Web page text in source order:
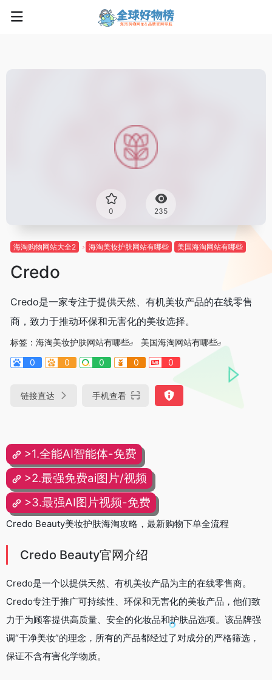
0 235
海淘购物网站大全2 海淘美妆护肤网站有哪些 美国海淘网站有哪些
Credo
Credo是一家专注于提供天然、有机美妆产品的在线零售
商，致力于推动环保和无害化的美妆选择。
标签： 海淘美妆护肤网站有哪些
美国海淘网站有哪些
0
0 0 0 0
链接直达 手机查看
>1.全能AI智能体-免费
>2.最强免费ai图片/视频
>3.最强AI图片视频-免费
Credo Beauty美妆护肤海淘攻略，最新购物下单全流程
Credo Beauty官网介绍
Credo是一个以提供天然、有机美妆产品为主的在线零售商。
Credo专注于推广可持续性、环保和无害化的美妆产品，他们致
力于为顾客提供高质量、安全的化妆品和护肤品选项。该品牌强
调“干净美妆”的理念，所有的产品都经过了对成分的严格筛选，
保证不含有害化学物质。